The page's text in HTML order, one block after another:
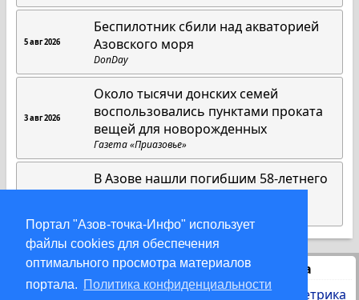
Портал "Азов-точка-Инфо" использует
файлы cookies для обеспечения
оптимального просмотра материалов
портала. Политика конфиденциальности
5 авг 2026
Беспилотник сбили над акваторией
Азовского моря
DonDay
3 авг 2026
Около тысячи донских семей
воспользовались пунктами проката
вещей для новорожденных
Газета «Приазовье»
В Азове нашли погибшим 58-летнего
Статистика